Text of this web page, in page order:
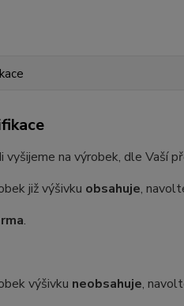
vyšijeme na výrobek, dle Vaší
již výšivku obsahuje,
.
výšivku neobsahuje,